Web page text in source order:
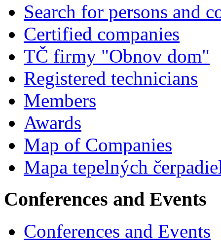
Search for persons and
Certified companies
TČ firmy "Obnov dom"
Registered technicians
Members
Awards
Map of Companies
Mapa tepelných
Conferences and Events
Conferences and Events